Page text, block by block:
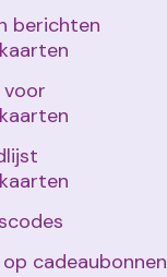
berichten
cadeaubonnen